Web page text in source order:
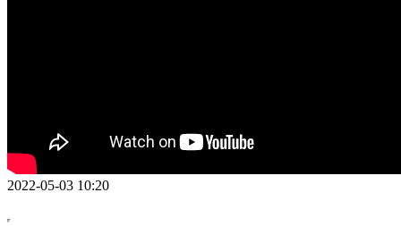
2022-05-03 10:20